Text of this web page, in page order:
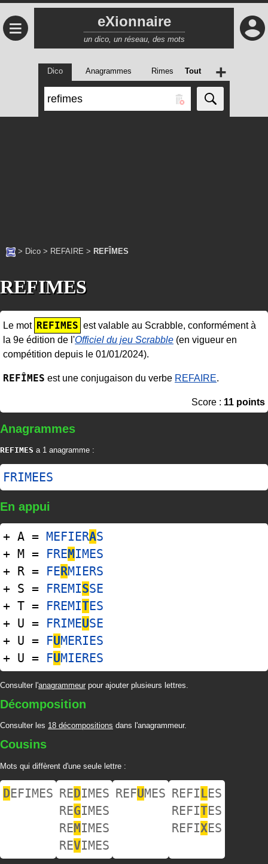
≡ eXionnaire
un dico, un réseau, des mots
Dico Anagrammes Rimes Tout +
> Dico > REFAIRE > REFÎMES
REFIMES
Le mot REFIMES est valable au Scrabble, conformément à
la 9e édition de l'Officiel du jeu Scrabble (en vigueur en
compétition depuis le 01/01/2024).
REFÎMES est une conjugaison du verbe REFAIRE.
Score : 11 points
Anagrammes
REFIMES a 1 anagramme :
FRIMEES
En appui
+ A = MEFIERAS
+ M = FREMIMES
+ R = FERMIERS
+ S = FREMISSE
+ T = FREMITES
+ U = FRIMEUSE
+ U = FUMERIES
+ U = FUMIERES
Consulter l'anagrammeur pour ajouter plusieurs lettres.
Décomposition
Consulter les 18 décompositions dans l'anagrammeur.
Cousins
Mots qui diffèrent d'une seule lettre :
DEFIMES REDIMES
REGIMES
REMIMES
REVIMES
REFUMES REFILES
REFITES
REFIXES